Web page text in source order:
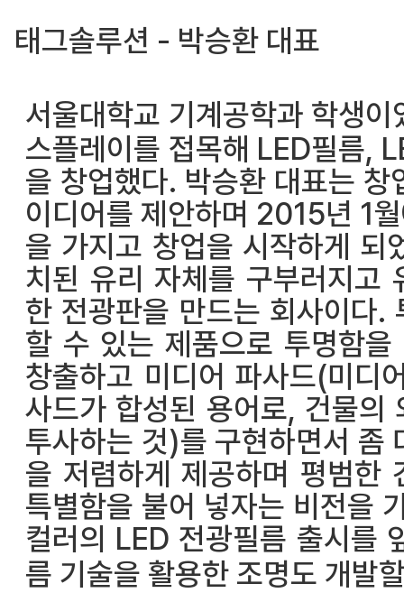
태그솔루션 - 박승환 대표
서울대학교 기계공학과 학생
스플레이를 접목해 LED필름,
을 창업했다. 박승환 대표는
이디어를 제안하며 2015년 1
을 가지고 창업을 시작하게 되
치된 유리 자체를 구부러지고
한 전광판을 만드는 회사이다.
할 수 있는 제품으로 투명함
창출하고 미디어 파사드(미디
사드가 합성된 용어로, 건물의
투사하는 것)를 구현하면서 좀
을 저렴하게 제공하며 평범한
특별함을 불어 넣자는 비전을
컬러의 LED 전광필름 출시를
름 기술을 활용한 조명도 개발